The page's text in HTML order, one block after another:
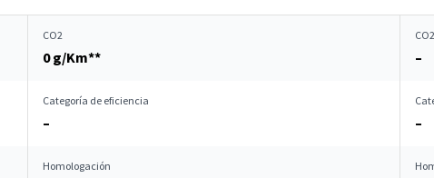
CO2
0 g/Km**
CO2
–
Categoría de eficiencia
– –
Homologación